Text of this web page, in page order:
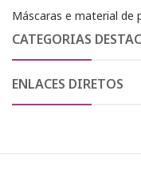
Máscaras e material de
CATEGORIAS
ENLACES DIRETOS